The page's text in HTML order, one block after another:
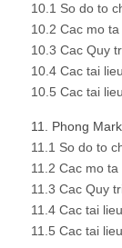
10.1 So do to
10.2 Cac mo
10.3 Cac Quy
10.4 Cac tai
10.5 Cac tai
11. Phong
11.1 So do to
11.2 Cac mo
11.3 Cac Quy
11.4 Cac tai
11.5 Cac tai